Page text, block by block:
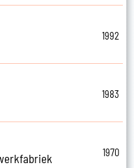
1992
1983
1970